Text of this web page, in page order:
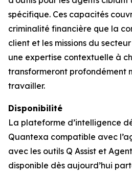
spécifique. Ces capacités
criminalité financière que la
client et les missions du
une expertise contextuelle à
transformeront profondément
travailler.
Disponibilité
La plateforme d’intelligence
Quantexa compatible avec
avec les outils Q Assist et
disponible dès aujourd’hui